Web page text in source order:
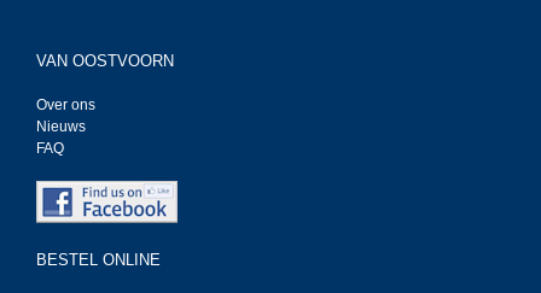
VAN OOSTVOORN
Over ons
Nieuws
FAQ
BESTEL ONLINE